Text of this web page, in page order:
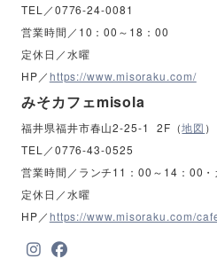
TEL／0776-24-0081
営業時間／10：00～18：00
定休日／水曜
HP／https://www.misoraku.com/
みそカフェmisola
福井県福井市春山2-25-1 2F（地図 ）
TEL／0776-43-0525
営業時間／ランチ11：00～14：00
定休日／水曜
HP／https://www.misoraku.com/